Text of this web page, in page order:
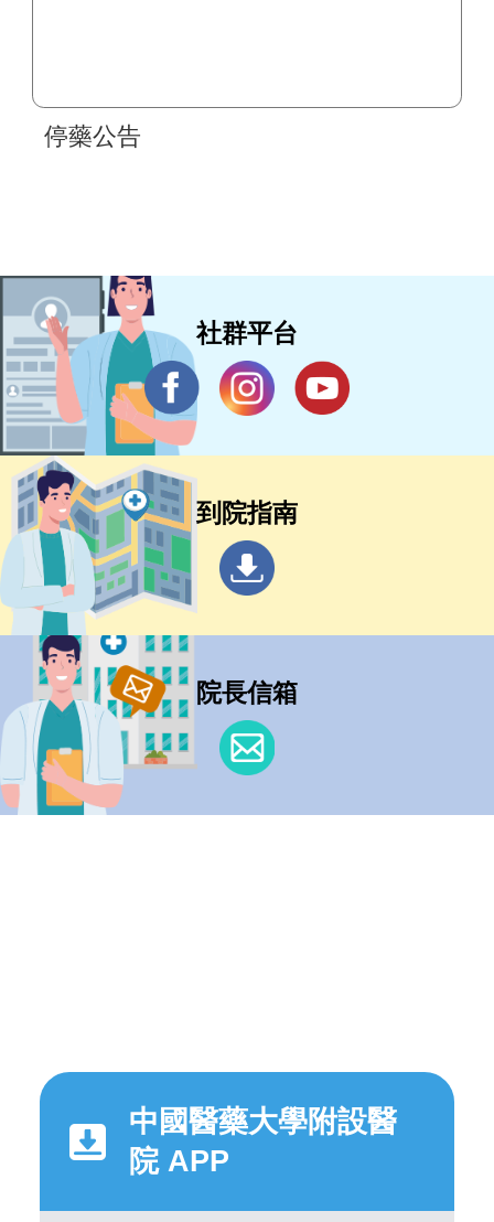
停藥公告
社群平台
到院指南
院長信箱
中國醫藥大學附設醫
院 APP